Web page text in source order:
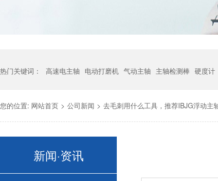
热门关键词： 高速电主轴 电动打磨机 气动主轴 主轴检测棒 硬度计
您的位置: 网站首页 > 公司新闻 > 去毛刺用什么工具，推荐IBJG浮动主
新闻·资讯